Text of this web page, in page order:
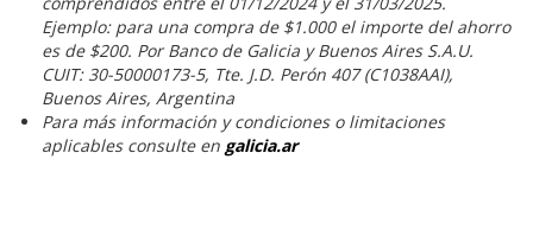
Ejemplo: para una compra de $1.000 el importe del ahorro
es de $200. Por Banco de Galicia y Buenos Aires S.A.U.
CUIT: 30-50000173-5, Tte. J.D. Perón 407 (C1038AAI),
Buenos Aires, Argentina
Para más información y condiciones o limitaciones
aplicables consulte en galicia.ar